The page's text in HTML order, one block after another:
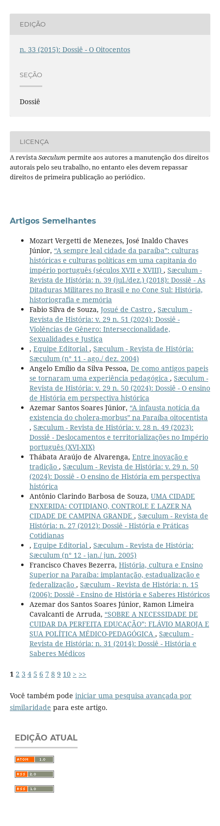
EDIÇÃO
n. 33 (2015): Dossiê - O Oitocentos
SEÇÃO
Dossiê
LICENÇA
A revistaSæculumpermite aos autores a manutenção dos direitos
autorais pelo seu trabalho, no entanto eles devem repassar
direitos de primeira publicação ao periódico.
Artigos Semelhantes
Mozart Vergetti de Menezes, José Inaldo Chaves
Júnior, “A sempre leal cidade da paraíba”: culturas
históricas e culturas políticas em uma capitania do
império português (séculos XVII e XVIII) , Sæculum -
Revista de História: n. 39 (jul./dez.) (2018): Dossiê - As
Ditaduras Militares no Brasil e no Cone Sul: História,
historiografia e memória
Fabio Silva de Souza, Josué de Castro , Sæculum -
Revista de História: v. 29 n. 51 (2024): Dossiê -
Violências de Gênero: Interseccionalidade,
Sexualidades e Justiça
, Equipe Editorial , Sæculum - Revista de História:
Sæculum (n° 11 - ago./ dez. 2004)
Angelo Emílio da Silva Pessoa, De como antigos papeis
se tornaram uma experiência pedagógica , Sæculum -
Revista de História: v. 29 n. 50 (2024): Dossiê - O ensino
de História em perspectiva histórica
Azemar Santos Soares Júnior, “A infausta notícia da
existencia do cholera-morbus” na Paraíba oitocentista
, Sæculum - Revista de História: v. 28 n. 49 (2023):
Dossiê - Deslocamentos e territorializações no Império
português (XVI-XIX)
Thábata Araújo de Alvarenga, Entre inovação e
tradição , Sæculum - Revista de História: v. 29 n. 50
(2024): Dossiê - O ensino de História em perspectiva
histórica
Antônio Clarindo Barbosa de Souza, UMA CIDADE
ENXERIDA: COTIDIANO, CONTROLE E LAZER NA
CIDADE DE CAMPINA GRANDE , Sæculum - Revista de
História: n. 27 (2012): Dossiê - História e Práticas
Cotidianas
, Equipe Editorial , Sæculum - Revista de História:
Sæculum (n° 12 - jan./ jun. 2005)
Francisco Chaves Bezerra, História, cultura e Ensino
Superior na Paraíba: implantação, estadualização e
federalização , Sæculum - Revista de História: n. 15
(2006): Dossiê - Ensino de História e Saberes Históricos
Azemar dos Santos Soares Júnior, Ramon Limeira
Cavalcanti de Arruda, “SOBRE A NECESSIDADE DE
CUIDAR DA PERFEITA EDUCAÇÃO”: FLÁVIO MAROJA E
SUA POLÍTICA MÉDICO-PEDAGÓGICA , Sæculum -
Revista de História: n. 31 (2014): Dossiê - História e
Saberes Médicos
1 2 3 4 5 6 7 8 9 10 > >>
Você também pode iniciar uma pesquisa avançada por
similaridade para este artigo.
EDIÇÃO ATUAL